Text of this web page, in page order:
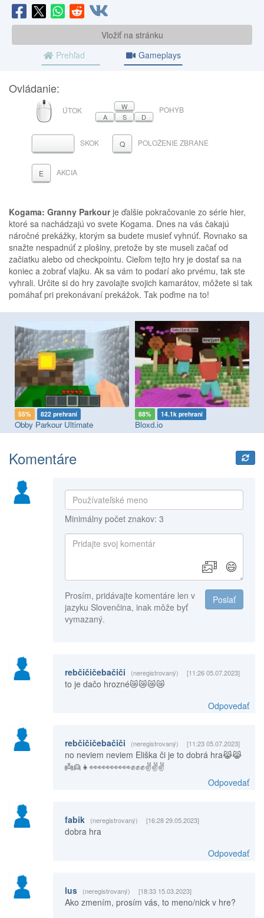
Vložiť na stránku
Prehľad
Gameplays
Ovládanie:
MYŠ
ÚTOK
W
A
S D
POHYB
MEDZERNÍK
SKOK Q POLOŽENIE ZBRANE
E AKCIA
Kogama: Granny Parkourje ďalšie pokračovanie zo série hier,
ktoré sa nachádzajú vo svete Kogama. Dnes na vás čakajú
náročné prekážky, ktorým sa budete musieť vyhnúť. Rovnako sa
snažte nespadnúť z plošiny, pretože by ste museli začať od
začiatku alebo od checkpointu. Cieľom tejto hry je dostať sa na
koniec a zobrať vlajku. Ak sa vám to podarí ako prvému, tak ste
vyhrali. Určite si do hry zavolajte svojich kamarátov, môžete si tak
pomáhať pri prekonávaní prekážok. Tak poďme na to!
55% 822 prehraní
Obby Parkour Ultimate
88% 14.1k prehraní
Bloxd.io
Komentáre
Minimálny počet znakov: 3
😄
Poslať
Prosím, pridávajte komentáre len v
jazyku Slovenčina, inak môže byť
vymazaný.
rebčičičebačiči (neregistrovaný) [11:26 05.07.2023]
to je dačo hrozné😿😿😿😿
Odpovedať
rebčičičebačiči (neregistrovaný) [11:23 05.07.2023]
no neviem neviem Eliška či je to dobrá hra😹😹
👼👱👧👀👀👀👀👀✊✊✊✌✌✌
Odpovedať
fabik (neregistrovaný) [16:28 29.05.2023]
dobra hra
Odpovedať
lus (neregistrovaný) [18:33 15.03.2023]
Ako zmením, prosím vás, to meno/nick v hre?